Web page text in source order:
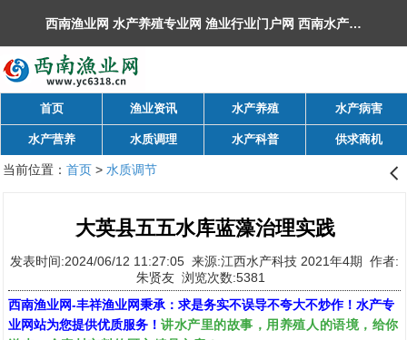
西南渔业网 水产养殖专业网 渔业行业门户网 ​西南水产网 丰祥渔业网 永川水花网，欢迎光临！
首页 渔业资讯 水产养殖 水产病害
水产营养 水质调理 水产科普 供求商机
当前位置： 首页> 水质调节 󰊒
大英县五五水库蓝藻治理实践
发表时间:2024/06/12 11:27:05 来源:江西水产科技 2021年4期 作者:
朱贤友 浏览次数:5381
西南渔业网-丰祥渔业网秉承：求是务实不误导不夸大不炒作！水产专
业网站为您提供优质服务！ 讲水产里的故事，用养殖人的语境，给你